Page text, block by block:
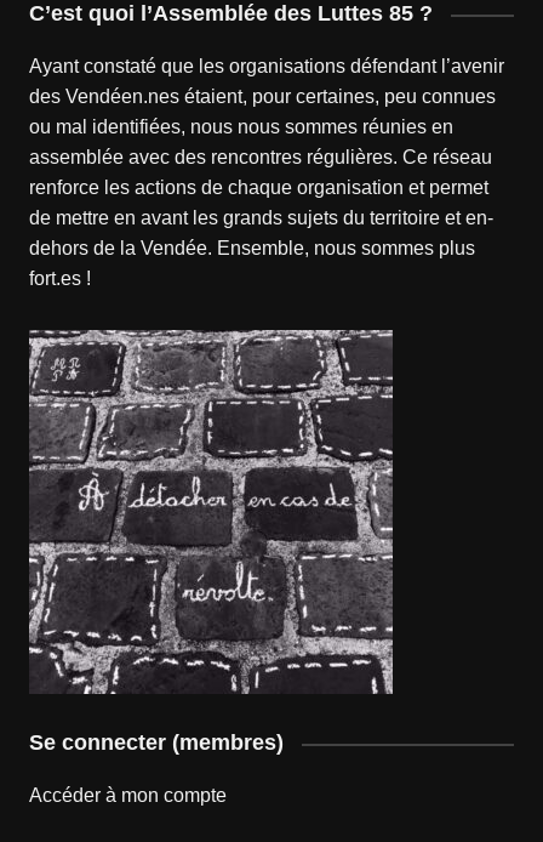
C’est quoi l’Assemblée des Luttes 85 ?
Ayant constaté que les organisations défendant l’avenir
des Vendéen.nes étaient, pour certaines, peu connues
ou mal identifiées, nous nous sommes réunies en
assemblée avec des rencontres régulières. Ce réseau
renforce les actions de chaque organisation et permet
de mettre en avant les grands sujets du territoire et en-
dehors de la Vendée. Ensemble, nous sommes plus
fort.es !
Se connecter (membres)
Accéder à mon compte